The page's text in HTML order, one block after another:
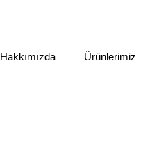
Hakkımızda Ürünlerimiz